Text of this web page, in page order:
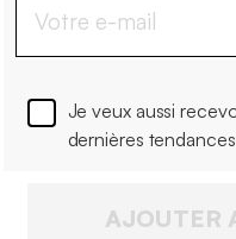
Je veux aussi
dernières
AJOUTER